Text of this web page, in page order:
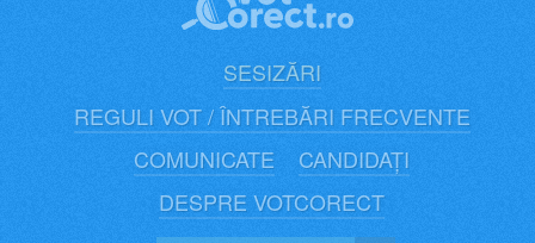
SESIZĂRI
REGULI VOT / ÎNTREBĂRI FRECVENTE
COMUNICATE
CANDIDAȚI
DESPRE VOTCORECT